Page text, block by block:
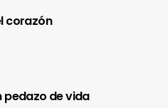
corazón
pedazo de vida